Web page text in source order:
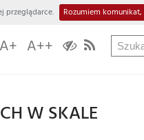
przeglądarce. Rozumiem
A+ A++
W SKALE